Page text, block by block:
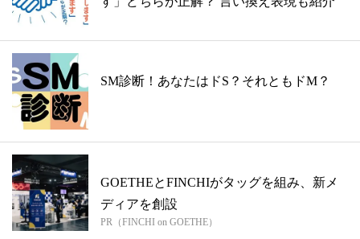
SM診断！あなたはドS？それともドM？
GOETHEとFINCHIがタッグを組み、新メ
ディアを創設
PR（FINCHI on GOETHE）